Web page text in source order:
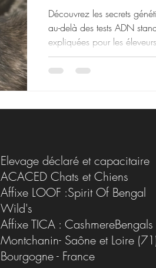
Découvrez les secrets
au-delà des tests ADN
expliquées pour les
genetics of long-haired
FGF5 and rare mutations
Elevage déclaré et capacitaire
ACACED Chats et Chiens
Affixe LOOF :Spirit Of Bengal
Wild's
Affixe TICA : CashmereBengals
Montchanin- Saône et Loire
Bourgogne - France